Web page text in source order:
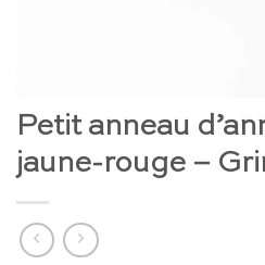
Petit anneau
jaune-rouge –